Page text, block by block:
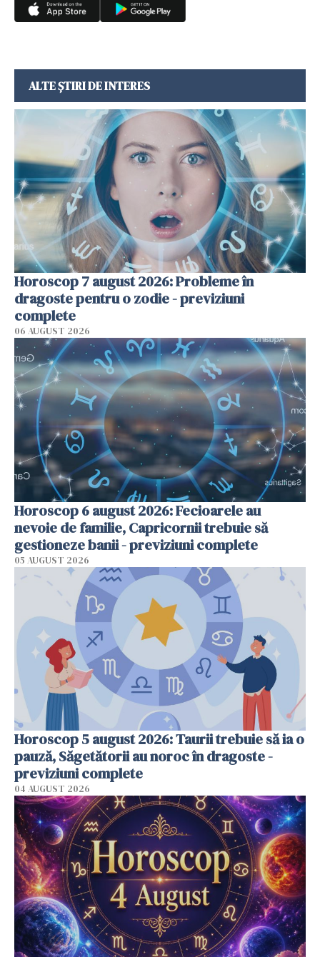
ALTE ȘTIRI DE INTERES
Horoscop 7 august 2026: Probleme în
dragoste pentru o zodie - previziuni
complete
06 AUGUST 2026
Horoscop 6 august 2026: Fecioarele au
nevoie de familie, Capricornii trebuie să
gestioneze banii - previziuni complete
05 AUGUST 2026
Horoscop 5 august 2026: Taurii trebuie să ia o
pauză, Săgetătorii au noroc în dragoste -
previziuni complete
04 AUGUST 2026